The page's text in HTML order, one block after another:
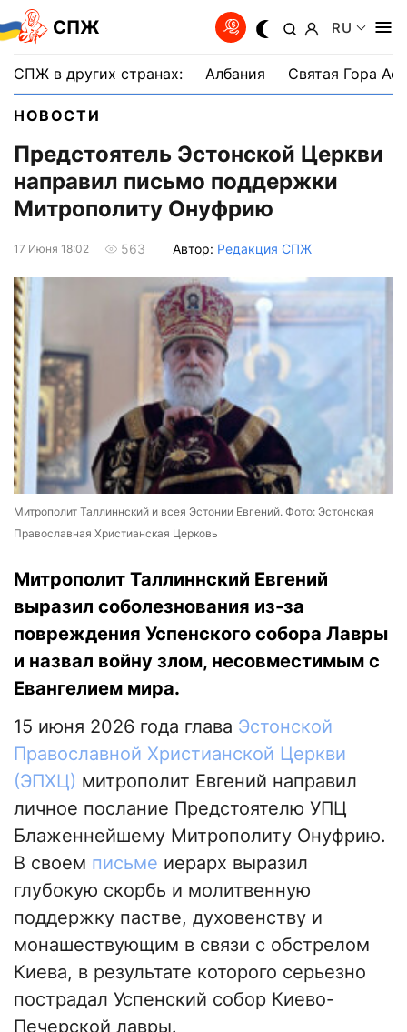
СПЖ RU
СПЖ в других странах: Албания Святая Гора
НОВОСТИ
Предстоятель Эстонской Церкви
направил письмо поддержки
Митрополиту Онуфрию
17 Июня 18:02 563 Автор: Редакция СПЖ
Митрополит Таллиннский и всея Эстонии Евгений. Фото: Эстонская
Православная Христианская Церковь
Митрополит Таллиннский Евгений
выразил соболезнования из-за
повреждения Успенского собора Лавры
и назвал войну злом, несовместимым с
Евангелием мира.
15 июня 2026 года глава Эстонской
Православной Христианской Церкви
(ЭПХЦ) митрополит Евгений направил
личное послание Предстоятелю УПЦ
Блаженнейшему Митрополиту Онуфрию.
В своем письме иерарх выразил
глубокую скорбь и молитвенную
поддержку пастве, духовенству и
монашествующим в связи с обстрелом
Киева, в результате которого серьезно
пострадал Успенский собор Киево-
Печерской лавры.